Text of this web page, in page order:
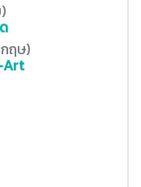
ฤษ)
Art